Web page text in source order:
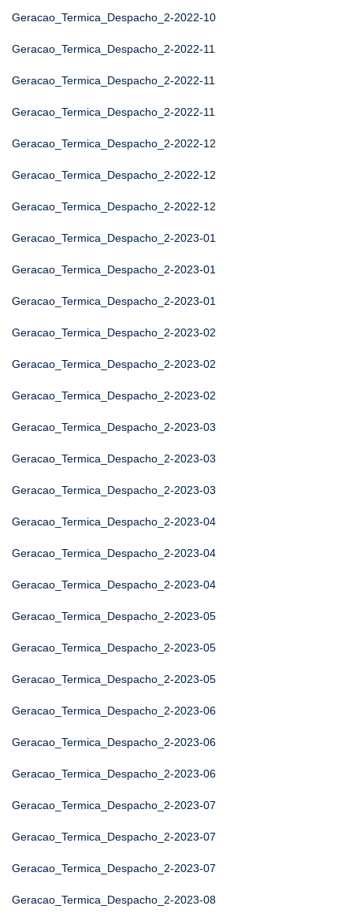
Geracao_Termica_Despacho_2-2022-10
Geracao_Termica_Despacho_2-2022-11
Geracao_Termica_Despacho_2-2022-11
Geracao_Termica_Despacho_2-2022-11
Geracao_Termica_Despacho_2-2022-12
Geracao_Termica_Despacho_2-2022-12
Geracao_Termica_Despacho_2-2022-12
Geracao_Termica_Despacho_2-2023-01
Geracao_Termica_Despacho_2-2023-01
Geracao_Termica_Despacho_2-2023-01
Geracao_Termica_Despacho_2-2023-02
Geracao_Termica_Despacho_2-2023-02
Geracao_Termica_Despacho_2-2023-02
Geracao_Termica_Despacho_2-2023-03
Geracao_Termica_Despacho_2-2023-03
Geracao_Termica_Despacho_2-2023-03
Geracao_Termica_Despacho_2-2023-04
Geracao_Termica_Despacho_2-2023-04
Geracao_Termica_Despacho_2-2023-04
Geracao_Termica_Despacho_2-2023-05
Geracao_Termica_Despacho_2-2023-05
Geracao_Termica_Despacho_2-2023-05
Geracao_Termica_Despacho_2-2023-06
Geracao_Termica_Despacho_2-2023-06
Geracao_Termica_Despacho_2-2023-06
Geracao_Termica_Despacho_2-2023-07
Geracao_Termica_Despacho_2-2023-07
Geracao_Termica_Despacho_2-2023-07
Geracao_Termica_Despacho_2-2023-08